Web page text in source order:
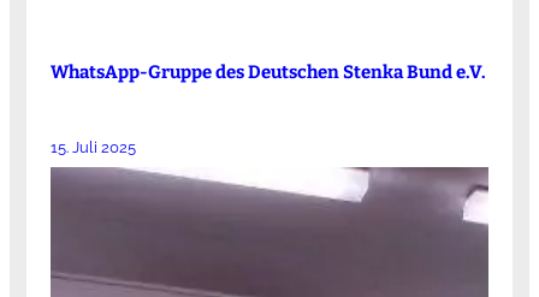
WhatsApp-Gruppe des Deutschen Stenka Bund e.V.
15. Juli 2025